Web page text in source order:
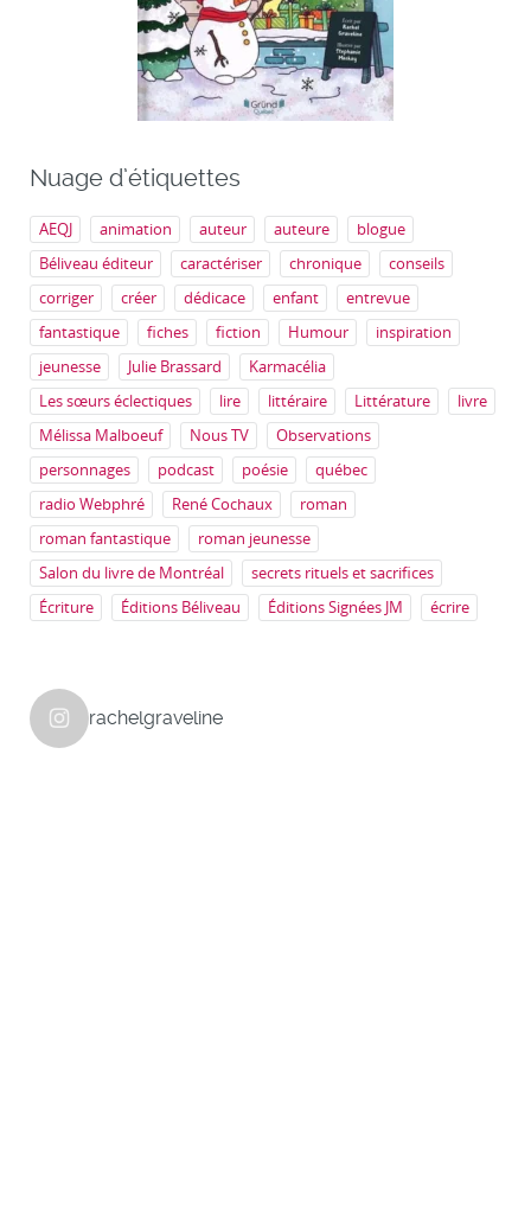
Nuage d’étiquettes
AEQJ animation auteur auteure
blogue
Béliveau éditeur
caractériser chronique
conseils
corriger
créer dédicace enfant
entrevue
fantastique
fiches fiction Humour
inspiration
jeunesse
Julie Brassard
Karmacélia
Les sœurs éclectiques
lire littéraire Littérature
livre
Mélissa Malboeuf
Nous TV
Observations
personnages
podcast poésie
québec
radio Webphré
René Cochaux
roman
roman fantastique
roman jeunesse
Salon du livre de Montréal
secrets rituels et sacrifices
Écriture
Éditions Béliveau Éditions Signées JM écrire
rachelgraveline